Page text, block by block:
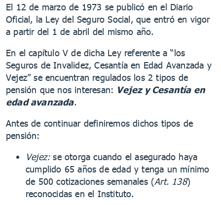
El 12 de marzo de 1973 se publicó en el Diario
Oficial, la Ley del Seguro Social, que entró en vigor
a partir del 1 de abril del mismo año.
En el capítulo V de dicha Ley referente a “los
Seguros de Invalidez, Cesantía en Edad Avanzada y
Vejez” se encuentran regulados los 2 tipos de
pensión que nos interesan: Vejez y Cesantía en
edad avanzada.
Antes de continuar definiremos dichos tipos de
pensión:
Vejez:se otorga cuando el asegurado haya
cumplido 65 años de edad y tenga un mínimo
de 500 cotizaciones semanales (Art. 138)
reconocidas en el Instituto.